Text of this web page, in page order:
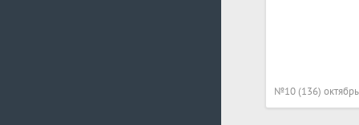
№10 (136)